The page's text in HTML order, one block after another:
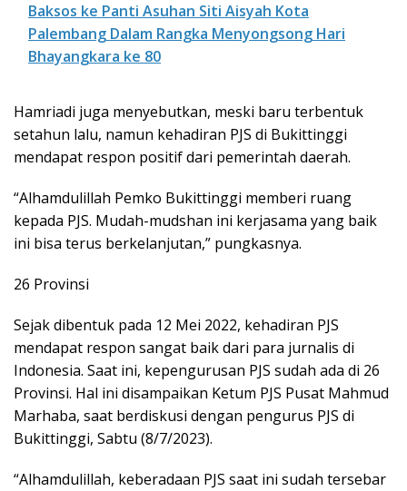
Baksos ke Panti Asuhan Siti Aisyah Kota
Palembang Dalam Rangka Menyongsong Hari
Bhayangkara ke 80
Hamriadi juga menyebutkan, meski baru terbentuk
setahun lalu, namun kehadiran PJS di Bukittinggi
mendapat respon positif dari pemerintah daerah.
“Alhamdulillah Pemko Bukittinggi memberi ruang
kepada PJS. Mudah-mudshan ini kerjasama yang baik
ini bisa terus berkelanjutan,” pungkasnya.
26 Provinsi
Sejak dibentuk pada 12 Mei 2022, kehadiran PJS
mendapat respon sangat baik dari para jurnalis di
Indonesia. Saat ini, kepengurusan PJS sudah ada di 26
Provinsi. Hal ini disampaikan Ketum PJS Pusat Mahmud
Marhaba, saat berdiskusi dengan pengurus PJS di
Bukittinggi, Sabtu (8/7/2023).
“Alhamdulillah, keberadaan PJS saat ini sudah tersebar